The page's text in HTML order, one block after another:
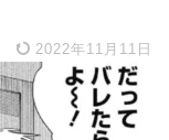
2022年11月11日